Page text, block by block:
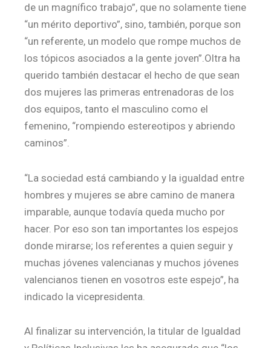
de un magnífico trabajo”, que no solamente tiene
“un mérito deportivo”, sino, también, porque son
“un referente, un modelo que rompe muchos de
los tópicos asociados a la gente joven”.Oltra ha
querido también destacar el hecho de que sean
dos mujeres las primeras entrenadoras de los
dos equipos, tanto el masculino como el
femenino, “rompiendo estereotipos y abriendo
caminos”.
“La sociedad está cambiando y la igualdad entre
hombres y mujeres se abre camino de manera
imparable, aunque todavía queda mucho por
hacer. Por eso son tan importantes los espejos
donde mirarse; los referentes a quien seguir y
muchas jóvenes valencianas y muchos jóvenes
valencianos tienen en vosotros este espejo”, ha
indicado la vicepresidenta.
Al finalizar su intervención, la titular de Igualdad